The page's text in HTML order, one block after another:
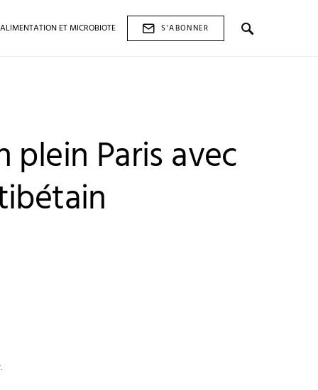
ALIMENTATION ET MICROBIOTE
S'ABONNER
plein Paris avec